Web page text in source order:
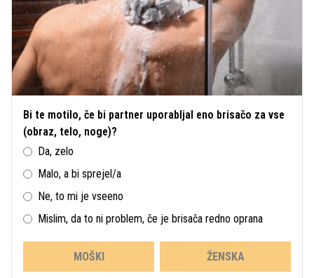
Bi te motilo, če bi partner uporabljal eno brisačo za vse
(obraz, telo, noge)?
Da, zelo
Malo, a bi sprejel/a
Ne, to mi je vseeno
Mislim, da to ni problem, če je brisača redno oprana
MOŠKI ŽENSKA